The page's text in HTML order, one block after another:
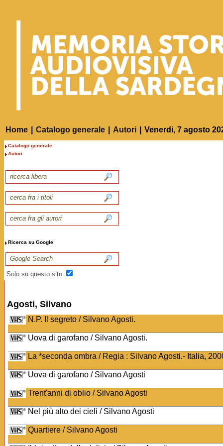
Home Catalogo generale Autori Venerdi, 7 agosto
Catalogo generale
Autori
Ricerca su Google
Solo su questo sito
Agosti, Silvano
N.P. Il segreto / Silvano Agosti.
Uova di garofano / Silvano Agosti.
La *seconda ombra / Regia : Silvano Agosti.- Italia,
Uova di garofano / Silvano Agosti
Trent'anni di oblio / Silvano Agosti
Nel più alto dei cieli / Silvano Agosti
Quartiere / Silvano Agosti